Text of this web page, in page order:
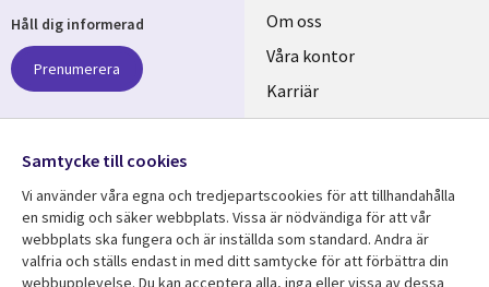
Useful
links
SWEDEN
Om oss
Våra kontor
Karriär
Hållbarhet
Håll dig informerad
Prenumerera
Följ oss
Social
Media
SWEDEN
Samtycke till cookies
Vi använder våra egna och tredjepartscookies för att tillhandahålla
en smidig och säker webbplats. Vissa är nödvändiga för att vår
webbplats ska fungera och är inställda som standard. Andra är
valfria och ställs endast in med ditt samtycke för att förbättra din
webbupplevelse. Du kan acceptera alla, inga eller vissa av dessa